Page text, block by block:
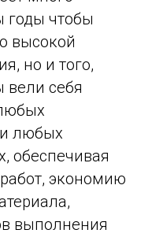
годы чтобы
высокой
но и того,
вели себя
любых
обеспечивая
экономию
выполнения